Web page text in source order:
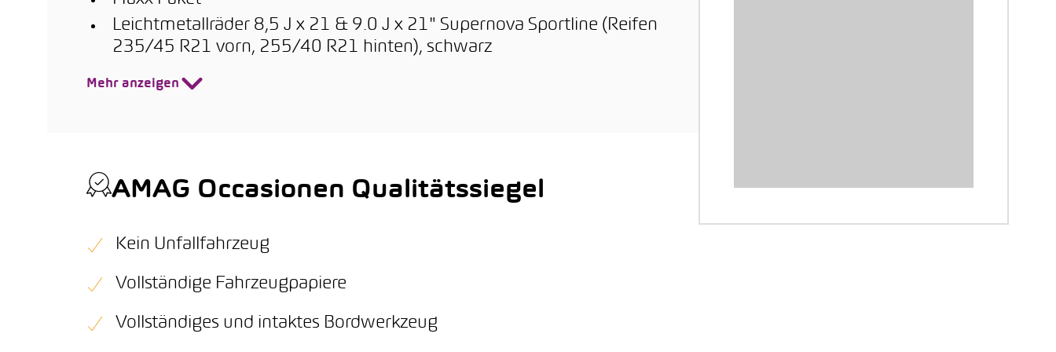
Leichtmetallräder 8,5 J x 21 & 9.0 J x 21" Supernova Sportline (Reifen
235/45 R21 vorn, 255/40 R21 hinten), schwarz
Mehr anzeigen
AMAG Occasionen Qualitätssiegel
Kein Unfallfahrzeug
Vollständige Fahrzeugpapiere
Vollständiges und intaktes Bordwerkzeug